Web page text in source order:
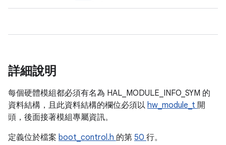
詳細說明
每個硬體模組都必須有名為 HAL_MODULE_INFO_SYM 的
資料結構，且此資料結構的欄位必須以 hw_module_t 開
頭，後面接著模組專屬資訊。
定義位於檔案 boot_control.h 的第 50 行。